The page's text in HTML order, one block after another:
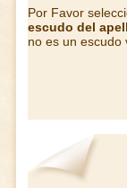
Por Favor
escudo del
no es un escudo